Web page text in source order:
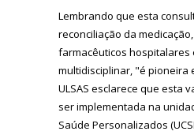
Lembrando que esta
reconciliação da
farmacêuticos hospitalares
multidisciplinar, "é pioneira
ULSAS esclarece que esta
ser implementada na
Saúde Personalizados